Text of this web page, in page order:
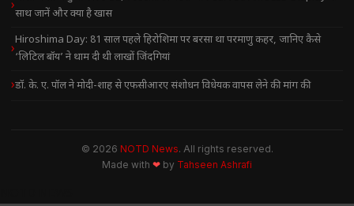
साथ जानें और क्या है खास
Hiroshima Day: 81 साल पहले हिरोशिमा पर बरसा था परमाणु कहर, जानिए कैसे
‘लिटिल बॉय’ ने थाम दी थी लाखों जिंदगियां
डॉ. के. ए. पॉल ने मोदी-शाह से एफसीआरए संशोधन विधेयक वापस लेने की मांग की
© 2026 NOTD News. All rights reserved.
Made with ❤ by Tahseen Ashrafi